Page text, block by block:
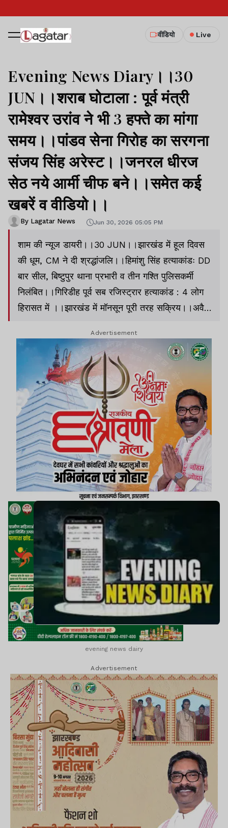
वीडियो Live
Evening News Diary।।30
JUN।।शराब घोटाला : पूर्व मंत्री
रामेश्वर उरांव ने भी 3 हफ्ते का मांगा
समय।।पांडव सेना गिरोह का सरगना
संजय सिंह अरेस्ट।।जनरल धीरज
सेठ नये आर्मी चीफ बने।।समेत कई
खबरें व वीडियो।।
By Lagatar News Jun 30, 2026 05:05 PM
शाम की न्यूज डायरी।।30 JUN।।झारखंड में हूल दिवस
की धूम, CM ने दी श्रद्धांजलि।।हिमांशु सिंह हत्याकांडः DD
बार सील, बिष्टुपुर थाना प्रभारी व तीन गश्ति पुलिसकर्मी
निलंबित।।गिरिडीह पूर्व सब रजिस्ट्रार हत्याकांड : 4 लोग
हिरासत में ।।झारखंड में मॉनसून पूरी तरह सक्रिय।।अवैध
आरोप तय।।देवघर : पत्नी-बेटे की कुल्हाड़ी से काटकर
हत्या।।दो साल पहले चले किरायेदार सत्यापन अभियान का
रांची के छह थानों में एक भी रिकॉर्ड नहीं।।लातेहार : पूर्व
वार्ड पार्षद पर भवन निर्माण नियमावली का पालन नहीं करने
का आरोप।।BSL के 123 अधिकारियों को पदोन्नति।।
बिहार : सभी अस्पतालों में लगेगा CCTV।।मोदी को सच्चा
दोस्त मानते हैं ट्रंप : सार्जियो गोर।।PM मोदी की चुप्पी
करोड़ों श्रद्धालुओं की आस्था पर हमला : कांग्रेस।।Asian
Games : भारतीय महिला क्रिकेट टीम का ऐलान।।अजय
देवगन की फिल्म चौहान के डॉयलॉग से मचा बवाल।।समेत
कई खबरें व वीडियो।।
Advertisement
evening news dairy
Advertisement